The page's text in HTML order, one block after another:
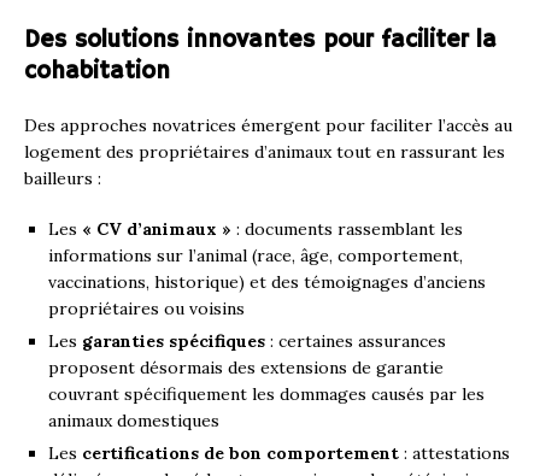
Des solutions innovantes pour faciliter la
cohabitation
Des approches novatrices émergent pour faciliter l’accès au
logement des propriétaires d’animaux tout en rassurant les
bailleurs :
Les « CV d’animaux » : documents rassemblant les
informations sur l’animal (race, âge, comportement,
vaccinations, historique) et des témoignages d’anciens
propriétaires ou voisins
Les garanties spécifiques : certaines assurances
proposent désormais des extensions de garantie
couvrant spécifiquement les dommages causés par les
animaux domestiques
Les certifications de bon comportement : attestations